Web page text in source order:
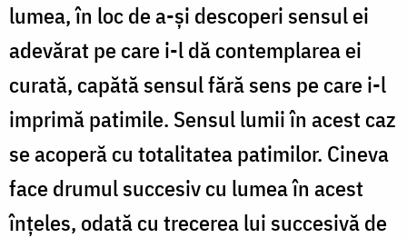
lumea, în loc de a-şi descoperi sensul ei
adevărat pe care i-l dă contemplarea ei
curată, capătă sensul fără sens pe care i-l
imprimă patimile. Sensul lumii în acest caz
se acoperă cu totalitatea patimilor. Cineva
face drumul succesiv cu lumea în acest
înţeles, odată cu trecerea lui succesivă de